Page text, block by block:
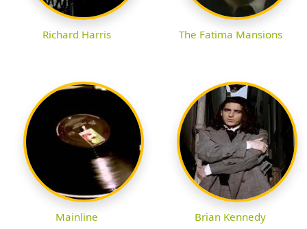
Richard Harris The Fatima Mansions
Mainline Brian Kennedy